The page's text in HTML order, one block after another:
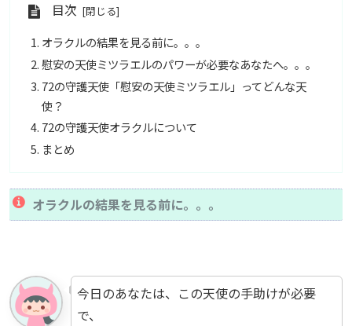
目次
オラクルの結果を見る前に。。。
慰安の天使ミツラエルのパワーが必要なあなたへ。。。
72の守護天使「慰安の天使ミツラエル」ってどんな天
使？
72の守護天使オラクルについて
まとめ
オラクルの結果を見る前に。。。
今日のあなたは、この天使の手助けが必要
で、